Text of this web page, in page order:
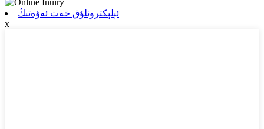
ئېلېكترونلۇق خەت ئەۋەتىڭ
x